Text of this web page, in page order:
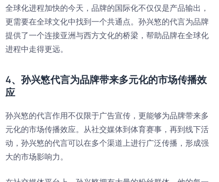
全球化进程加快的今天，品牌的国际化不仅仅是产品输出，
更需要在全球文化中找到一个共通点。孙兴慜的代言为品牌
提供了一个连接亚洲与西方文化的桥梁，帮助品牌在全球化
进程中走得更远。
4、孙兴慜代言为品牌带来多元化的市场传播效
应
孙兴慜的代言作用不仅限于广告宣传，更能够为品牌带来多
元化的市场传播效应。从社交媒体到体育赛事，再到线下活
动，孙兴慜的代言可以在多个渠道上进行广泛传播，形成强
大的市场影响力。